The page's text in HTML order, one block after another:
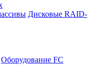
Дисковые RAID-
Оборудование FC